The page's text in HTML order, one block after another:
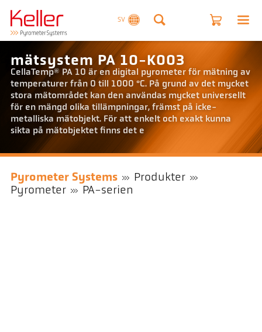
SV
mätsystem PA 10-K003
CellaTemp® PA 10 är en digital pyrometer för mätning av
temperaturer från 0 till 1000 °C. På grund av det mycket
stora mätområdet kan den användas mycket universellt
för en mängd olika tillämpningar, främst på icke-
metalliska mätobjekt. För att enkelt och exakt kunna
sikta på mätobjektet finns det e
Pyrometer Systems
Produkter
Pyrometer
PA-serien